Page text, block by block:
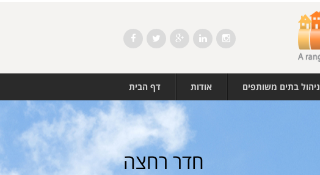
דף הבית אודות ניהול בתים משותפים
חדר רחצה